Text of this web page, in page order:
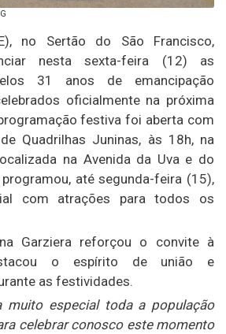
no Sertão do São Francisco,
nesta sexta-feira (12) as
31 anos de emancipação
oficialmente na próxima
festiva foi aberta com
Quadrilhas Juninas, às 18h, na
na Avenida da Uva e do
até segunda-feira (15),
com atrações para todos os
Garziera reforçou o convite à
o espírito de união e
as festividades.
muito especial toda a população
celebrar conosco este momento